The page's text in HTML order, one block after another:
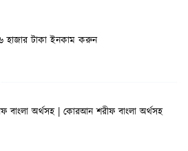
হাজার টাকা ইনকাম করুন
বাংলা অর্থসহ | কোরআন শরীফ বাংলা অর্থসহ